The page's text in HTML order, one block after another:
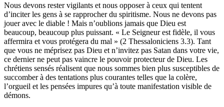
Nous devons rester vigilants et nous opposer à ceux qui tentent
d’inciter les gens à se rapprocher du spiritisme. Nous ne devons pas
jouer avec le diable ! Mais n’oublions jamais que Dieu est
beaucoup, beaucoup plus puissant. « Le Seigneur est fidèle, il vous
affermira et vous protégera du mal » (2 Thessaloniciens 3.3). Tant
que vous ne méprisez pas Dieu et n’invitez pas Satan dans votre vie,
ce dernier ne peut pas vaincre le pouvoir protecteur de Dieu. Les
chrétiens sensés réalisent que nous sommes bien plus susceptibles de
succomber à des tentations plus courantes telles que la colère,
l’orgueil et les pensées impures qu’à toute manifestation visible de
démons.